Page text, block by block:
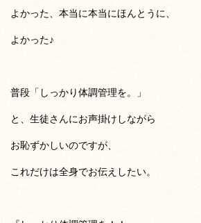
よかった、本当に本当にほんとうに、
よかった♪
普段「しっかり体調管理を。」
と、生徒さんにお声掛けしながら
お恥ずかしいのですが、
これだけは全身でお伝えしたい。